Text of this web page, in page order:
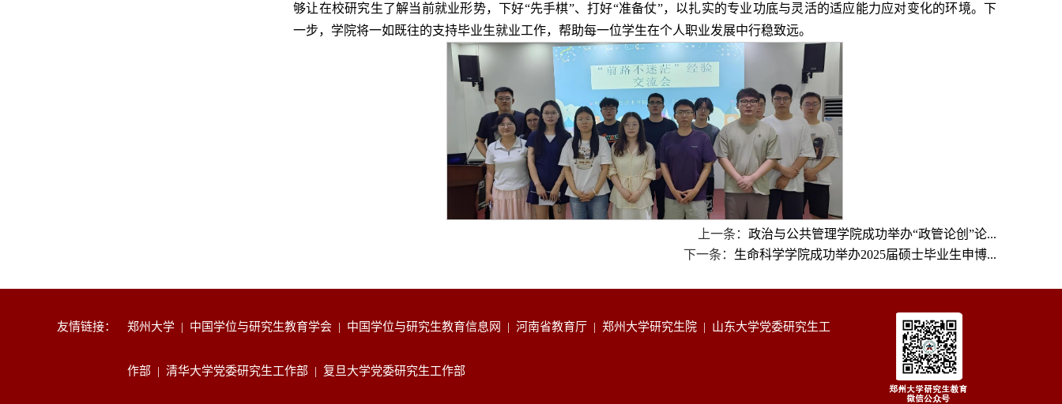
够让在校研究生了解当前就业形势，下好“先手棋”、打好“准备仗”，以扎实的专业功底与灵活的适应能力应对变化的环境。下
一步，学院将一如既往的支持毕业生就业工作，帮助每一位学生在个人职业发展中行稳致远。
上一条： 政治与公共管理学院成功举办“政管论创”论...
下一条： 生命科学学院成功举办2025届硕士毕业生申博...
友情链接： 郑州大学 | 中国学位与研究生教育学会 | 中国学位与研究生教育信息网 |河南省教育厅 |郑州大学研究生院 | 山东大学党委研究生工
作部 |清华大学党委研究生工作部 | 复旦大学党委研究生工作部